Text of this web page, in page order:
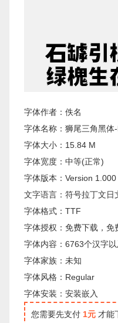
字体作者：佚名
字体名称：狮尾三角黑体
字体大小：15.84 M
字体宽度：中等(正常)
字体版本：Version 1.000
文字语言：符号拉丁文日
字体格式：TTF
字体授权：免费下载，免
字体内容：6763个汉字
字体家族：未知
字体风格：Regular
字体安装：安装嵌入
您需要先支付 1元 才能